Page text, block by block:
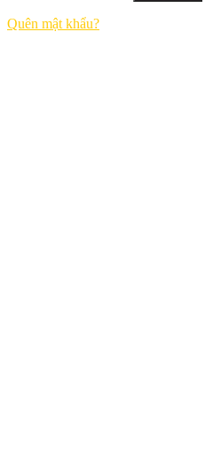
Quên mật khẩu?